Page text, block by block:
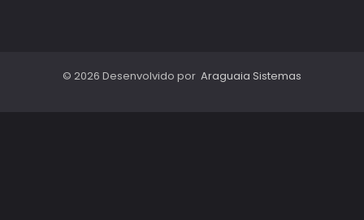
© 2026 Desenvolvido por Araguaia Sistemas